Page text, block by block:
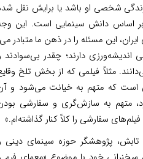
شخصی او باشد یا برایش نقل شده
اساس دانش سینمایی است. این وجه
احساسی بودن یا تجربه‌‌گرایی سینمای ایران، این مسئله را در ذهن ما متبادر می‌­
دارند؛ چقدر بی‌سوادند و
مثلاً فیلمی که از بخش تلخ وقایع
که متهم به خیانت می‌‌شود و آن
متهم به سازش‌گری و سفارشی ‌بودن
سفارشی را کلاً کنار گذاشته‌‌ام.»
پژوهشگر حوزه سینمای دینی و